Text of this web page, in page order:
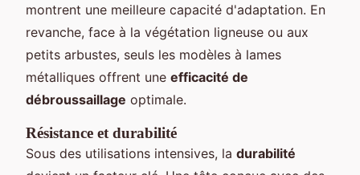
montrent une meilleure capacité d'adaptation. En
revanche, face à la végétation ligneuse ou aux
petits arbustes, seuls les modèles à lames
métalliques offrent une efficacité de
débroussaillage optimale.
Résistance et durabilité
Sous des utilisations intensives, la durabilité